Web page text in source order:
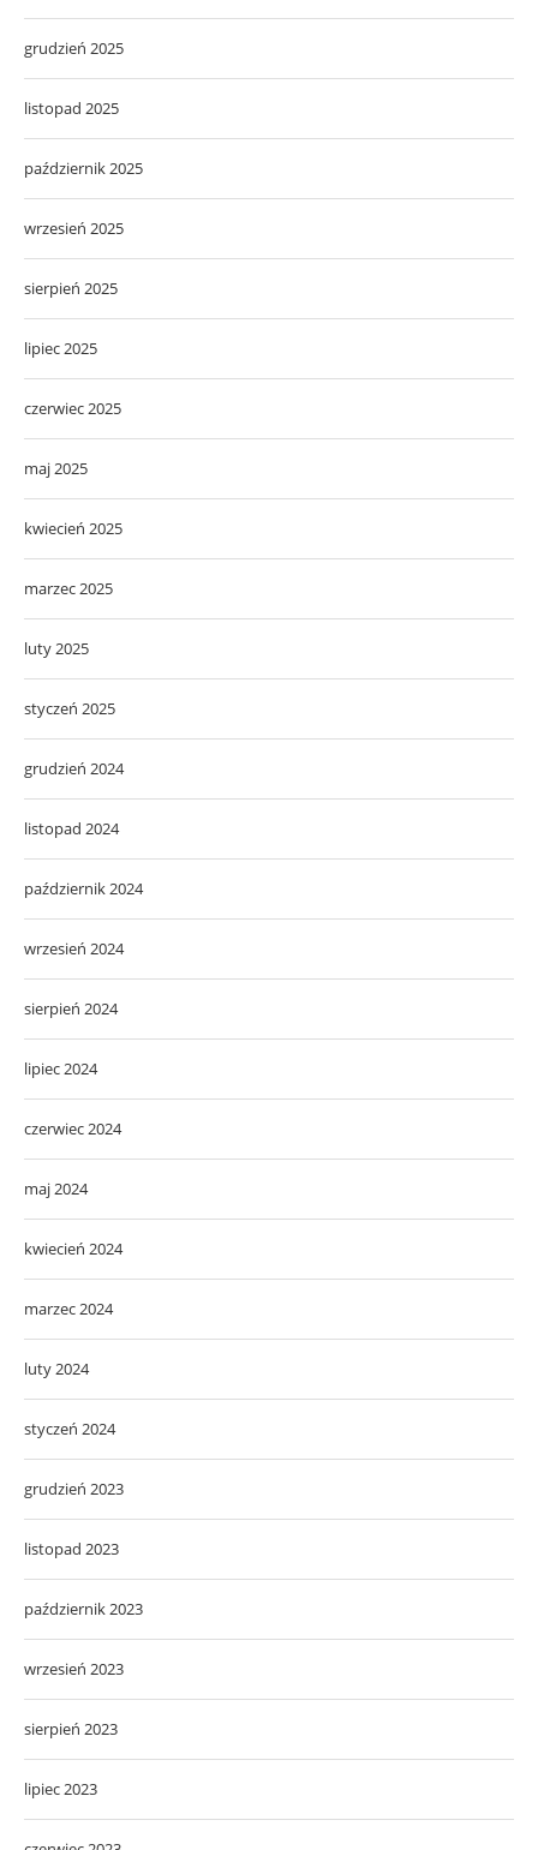
grudzień 2025
listopad 2025
październik 2025
wrzesień 2025
sierpień 2025
lipiec 2025
czerwiec 2025
maj 2025
kwiecień 2025
marzec 2025
luty 2025
styczeń 2025
grudzień 2024
listopad 2024
październik 2024
wrzesień 2024
sierpień 2024
lipiec 2024
czerwiec 2024
maj 2024
kwiecień 2024
marzec 2024
luty 2024
styczeń 2024
grudzień 2023
listopad 2023
październik 2023
wrzesień 2023
sierpień 2023
lipiec 2023